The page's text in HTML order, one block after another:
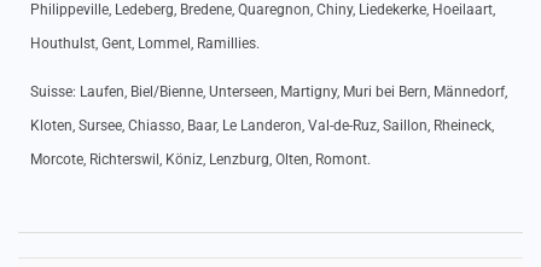
Philippeville, Ledeberg, Bredene, Quaregnon, Chiny, Liedekerke, Hoeilaart,
Houthulst, Gent, Lommel, Ramillies.
Suisse: Laufen, Biel/Bienne, Unterseen, Martigny, Muri bei Bern, Männedorf,
Kloten, Sursee, Chiasso, Baar, Le Landeron, Val-de-Ruz, Saillon, Rheineck,
Morcote, Richterswil, Köniz, Lenzburg, Olten, Romont.